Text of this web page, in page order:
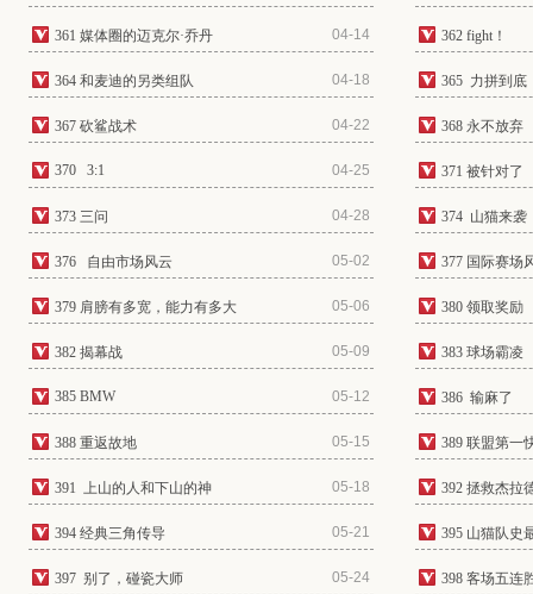
361 媒体圈的迈克尔·乔丹 04-14 362 fight！
364 和麦迪的另类组队 04-18 365 力拼到底
367 砍鲨战术 04-22 368 永不放弃
370 3:1 04-25 371 被针对了
373 三问 04-28 374 山猫来袭
376 自由市场风云 05-02 377 国际赛场
379 肩膀有多宽，能力有多大 05-06 380 领取奖励
382 揭幕战 05-09 383 球场霸凌
385 BMW 05-12 386 输麻了
388 重返故地 05-15 389 联盟第一
391 上山的人和下山的神 05-18 392 拯救杰拉
394 经典三角传导 05-21 395 山猫队史
397 别了，碰瓷大师 05-24 398 客场五连